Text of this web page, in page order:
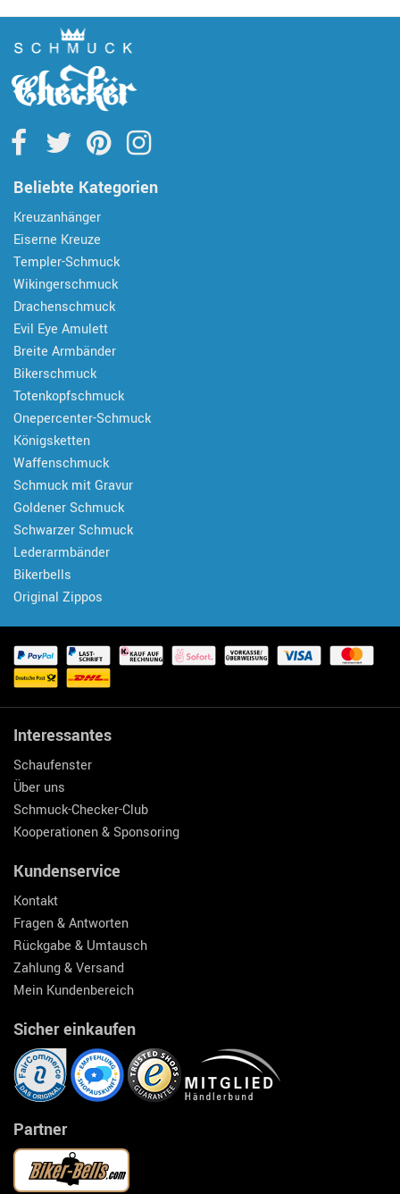
Beliebte Kategorien
Kreuzanhänger
Eiserne Kreuze
Templer-Schmuck
Wikingerschmuck
Drachenschmuck
Evil Eye Amulett
Breite Armbänder
Bikerschmuck
Totenkopfschmuck
Onepercenter-Schmuck
Königsketten
Waffenschmuck
Schmuck mit Gravur
Goldener Schmuck
Schwarzer Schmuck
Lederarmbänder
Bikerbells
Original Zippos
Interessantes
Schaufenster
Über uns
Schmuck-Checker-Club
Kooperationen & Sponsoring
Kundenservice
Kontakt
Fragen & Antworten
Rückgabe & Umtausch
Zahlung & Versand
Mein Kundenbereich
Sicher einkaufen
Partner